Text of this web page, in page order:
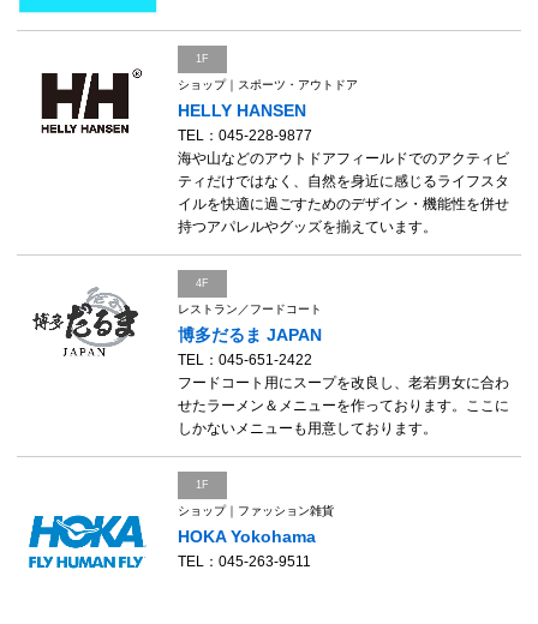
1F
ショップ｜スポーツ・アウトドア
HELLY HANSEN
TEL：045-228-9877
海や山などのアウトドアフィールドでのアクティビ
ティだけではなく、自然を身近に感じるライフスタ
イルを快適に過ごすためのデザイン・機能性を併せ
持つアパレルやグッズを揃えています。
4F
レストラン／フードコート
博多だるま JAPAN
TEL：045-651-2422
フードコート用にスープを改良し、老若男女に合わ
せたラーメン＆メニューを作っております。ここに
しかないメニューも用意しております。
1F
ショップ｜ファッション雑貨
HOKA Yokohama
TEL：045-263-9511